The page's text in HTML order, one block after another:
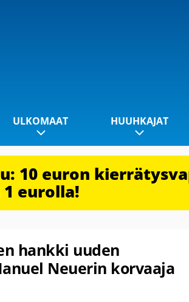
ULKOMAAT HUUHKAJAT
10 euron
eurolla!
hankki uuden
Neuerin korvaaja